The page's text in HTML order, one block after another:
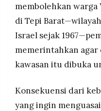
IKUTI
©
membolehkan
di Tepi
Israel sejak
memerintahkan
kawasan itu dibuka
Konsekuensi dari
yang ingin